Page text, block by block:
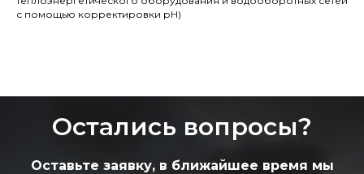
с помощью корректировки рН)
Остались вопросы?
Оставьте заявку, в ближайшее время мы